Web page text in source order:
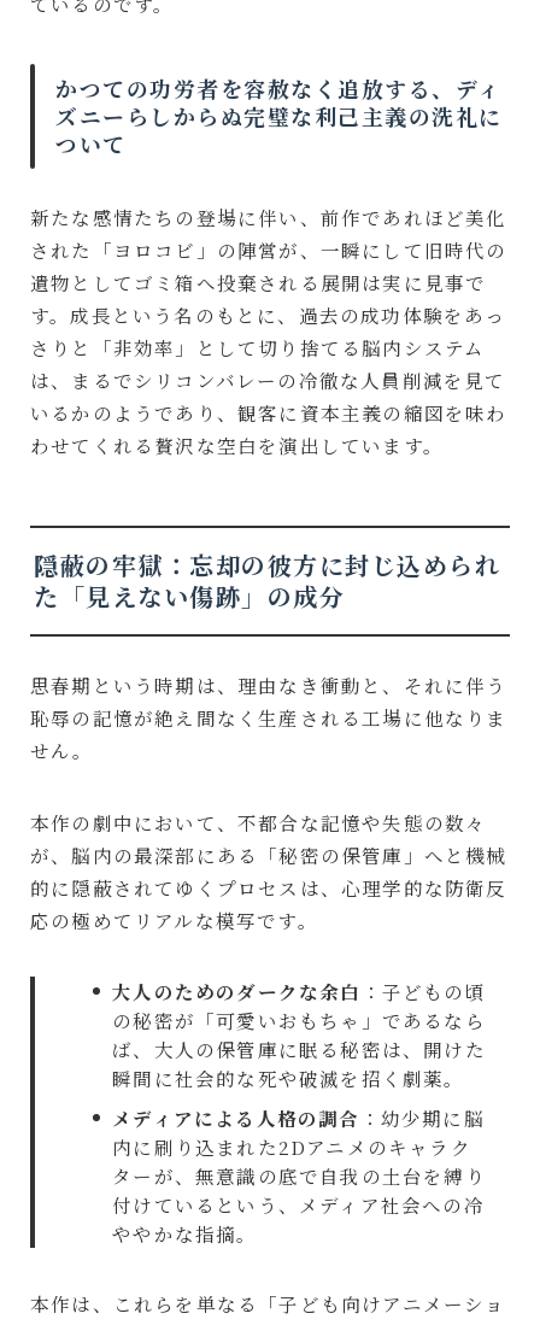
かつての功労者を容赦なく追放する、ディ
ズニーらしからぬ完璧な利己主義の洗礼に
ついて
新たな感情たちの登場に伴い、前作であれほど美化
された「ヨロコビ」の陣営が、一瞬にして旧時代の
遺物としてゴミ箱へ投棄される展開は実に見事で
す。成長という名のもとに、過去の成功体験をあっ
さりと「非効率」として切り捨てる脳内システム
は、まるでシリコンバレーの冷徹な人員削減を見て
いるかのようであり、観客に資本主義の縮図を味わ
わせてくれる贅沢な空白を演出しています。
隠蔽の牢獄：忘却の彼方に封じ込められ
た「見えない傷跡」の成分
思春期という時期は、理由なき衝動と、それに伴う
恥辱の記憶が絶え間なく生産される工場に他なりま
せん。
本作の劇中において、不都合な記憶や失態の数々
が、脳内の最深部にある「秘密の保管庫」へと機械
的に隠蔽されてゆくプロセスは、心理学的な防衛反
応の極めてリアルな模写です。
大人のためのダークな余白 ：子どもの頃
の秘密が「可愛いおもちゃ」であるなら
ば、大人の保管庫に眠る秘密は、開けた
瞬間に社会的な死や破滅を招く劇薬。
メディアによる人格の調合 ：幼少期に脳
内に刷り込まれた2Dアニメのキャラク
ターが、無意識の底で自我の土台を縛り
付けているという、メディア社会への冷
ややかな指摘。
本作は、これらを単なる「子ども向けアニメーショ